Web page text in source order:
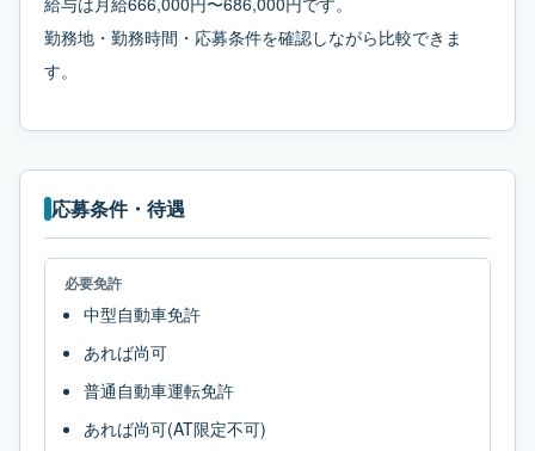
勤務地・勤務時間・応募条件を確認しながら比較できま
す。
応募条件・待遇
必要免許
中型自動車免許
あれば尚可
普通自動車運転免許
あれば尚可(AT限定不可)